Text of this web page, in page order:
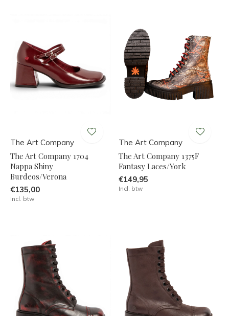
The Art Company
The Art Company 1704
Nappa Shiny
Burdeos/Verona
€135,00
Incl. btw
The Art Company
The Art Company 1375F
Fantasy Laces/York
€149,95
Incl. btw